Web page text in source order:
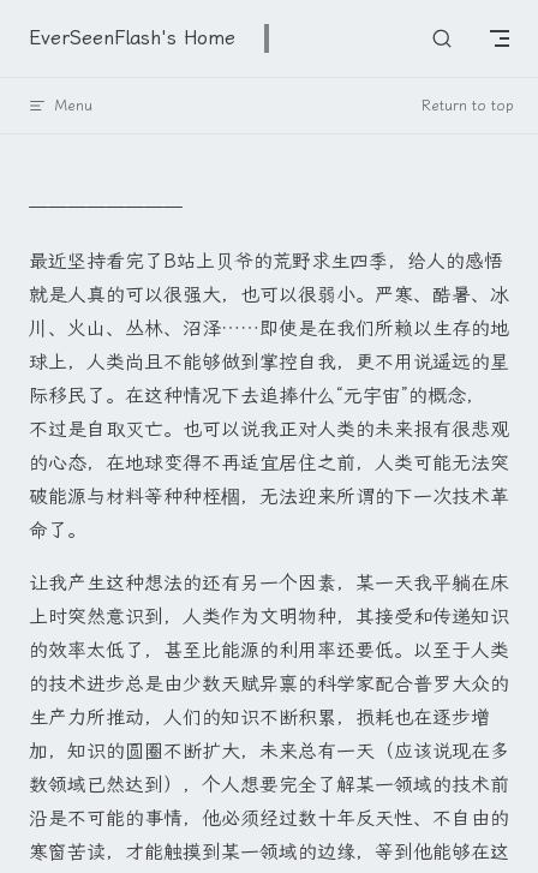
Skip to content
EverSeenFlash's Home
Menu Return to top
————————
最近坚持看完了B站上贝爷的荒野求生四季，给人的感悟
就是人真的可以很强大，也可以很弱小。严寒、酷暑、冰
川、火山、丛林、沼泽……即使是在我们所赖以生存的地
球上，人类尚且不能够做到掌控自我，更不用说遥远的星
际移民了。在这种情况下去追捧什么“元宇宙”的概念，
不过是自取灭亡。也可以说我正对人类的未来报有很悲观
的心态，在地球变得不再适宜居住之前，人类可能无法突
破能源与材料等种种桎棝，无法迎来所谓的下一次技术革
命了。
让我产生这种想法的还有另一个因素，某一天我平躺在床
上时突然意识到，人类作为文明物种，其接受和传递知识
的效率太低了，甚至比能源的利用率还要低。以至于人类
的技术进步总是由少数天赋异禀的科学家配合普罗大众的
生产力所推动，人们的知识不断积累，损耗也在逐步增
加，知识的圆圈不断扩大，未来总有一天（应该说现在多
数领域已然达到），个人想要完全了解某一领域的技术前
沿是不可能的事情，他必须经过数十年反天性、不自由的
寒窗苦读，才能触摸到某一领域的边缘，等到他能够在这